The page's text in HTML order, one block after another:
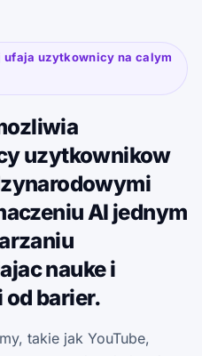
uzytkownicy na calym
uzytkownikow
AI jednym
nauke i
barier.
takie jak YouTube,